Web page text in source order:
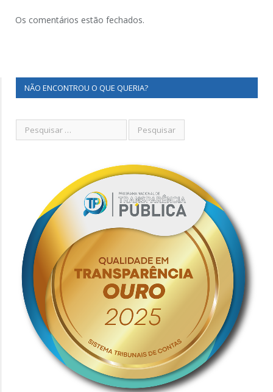
Os comentários estão fechados.
NÃO ENCONTROU O QUE QUERIA?